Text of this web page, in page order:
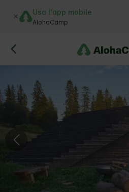
Usa l'app mobile
AlohaCamp